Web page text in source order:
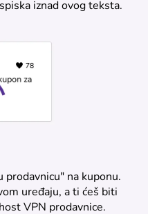
iznad ovog teksta.
prodavnicu" na kuponu.
uređaju, a ti ćeš biti
VPN prodavnice.